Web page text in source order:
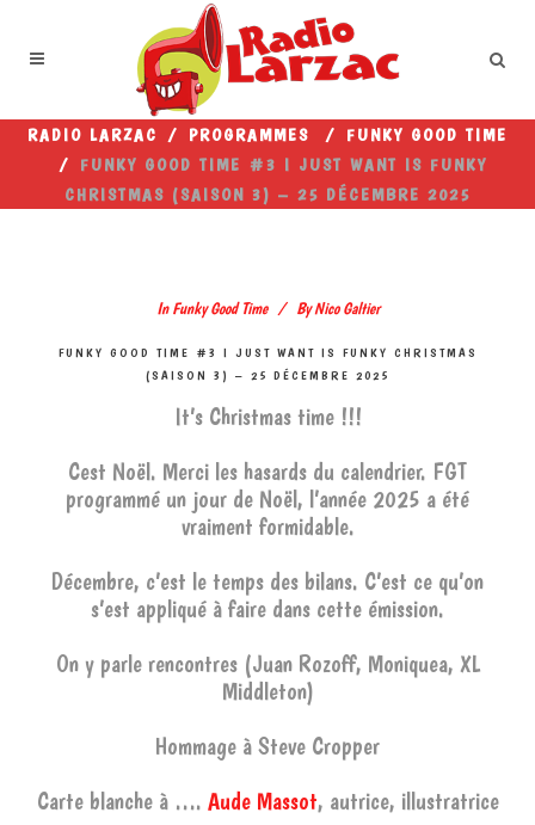
RADIO LARZAC / PROGRAMMES / FUNKY GOOD TIME
/ FUNKY GOOD TIME #3 I JUST WANT IS FUNKY
CHRISTMAS (SAISON 3) – 25 DÉCEMBRE 2025
In Funky Good Time By Nico Galtier
FUNKY GOOD TIME #3 I JUST WANT IS FUNKY CHRISTMAS
(SAISON 3) – 25 DÉCEMBRE 2025
It’s Christmas time !!!
Cest Noël. Merci les hasards du calendrier. FGT
programmé un jour de Noël, l’année 2025 a été
vraiment formidable.
Décembre, c’est le temps des bilans. C’est ce qu’on
s’est appliqué à faire dans cette émission.
On y parle rencontres (Juan Rozoff, Moniquea, XL
Middleton)
Hommage à Steve Cropper
Carte blanche à …. Aude Massot, autrice, illustratrice